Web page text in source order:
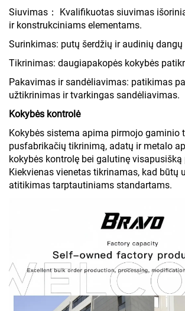
Siuvimas： Kvalifikuotas siuvimas
ir konstrukciniams elementams.
Surinkimas: putų šerdžių ir audinių
Tikrinimas: daugiapakopės kokybės
Pakavimas ir sandėliavimas: patikimas
užtikrinimas ir tvarkingas sandėliavimas.
Kokybės kontrolė
Kokybės sistema apima pirmojo gaminio
pusfabrikačių tikrinimą, adatų ir metalo
kokybės kontrolę bei galutinę visapusišką
Kiekvienas vienetas tikrinamas, kad būtų
atitikimas tarptautiniams standartams.